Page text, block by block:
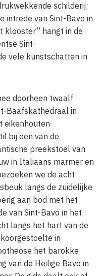
schilderij:
intrede van Sint-Bavo in
klooster” hangt in de
Sint-
vele kunstschatten in
doorheen twaalf
Baafskathedraal in
eikenhouten
bij een van de
preekstoel van
in Italiaans marmer en
we de acht
langs de zuidelijke
aan bod met het
van Sint-Bavo in het
langs het hart van de
in
het barokke
van de Heilige Bavo in